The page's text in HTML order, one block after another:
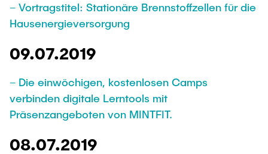
– Vortragstitel: Stationäre Brennstoffzellen für die
Hausenergieversorgung
09.07.2019
– Die einwöchigen, kostenlosen Camps
verbinden digitale Lerntools mit
Präsenzangeboten von MINTFIT.
08.07.2019